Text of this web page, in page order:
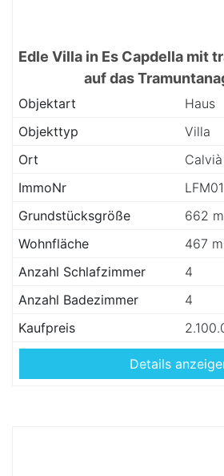
Edle Villa in Es Capdella mit
auf das
Objektart
Haus
Objekttyp
Villa
Ort
ImmoNr
Grundstücksgröße
662
Wohnfläche
467
Anzahl Schlafzimmer
4
Anzahl Badezimmer
4
Kaufpreis
Details